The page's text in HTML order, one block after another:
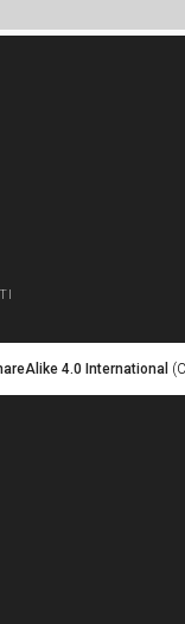
4.0 International